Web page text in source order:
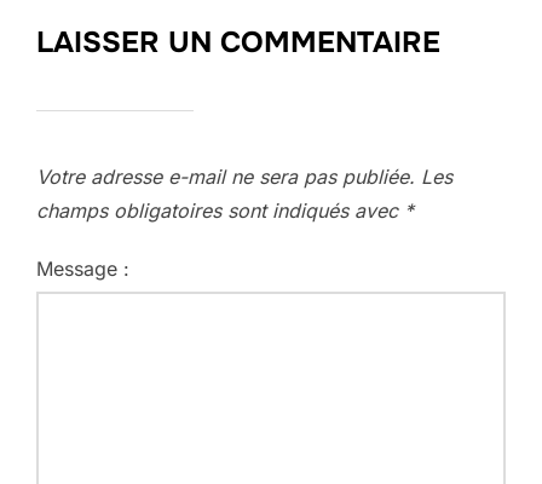
LAISSER UN COMMENTAIRE
Votre adresse e-mail ne sera pas publiée. Les
champs obligatoires sont indiqués avec *
Message :